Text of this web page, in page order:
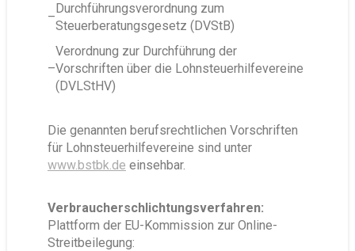
–
Durchführungsverordnung zum
Steuerberatungsgesetz (DVStB)
–
Verordnung zur Durchführung der
Vorschriften über die Lohnsteuerhilfevereine
(DVLStHV)
Die genannten berufsrechtlichen Vorschriften
für Lohnsteuerhilfevereine sind unter
www.bstbk.de einsehbar.
Verbraucherschlichtungsverfahren:
Plattform der EU-Kommission zur Online-
Streitbeilegung: